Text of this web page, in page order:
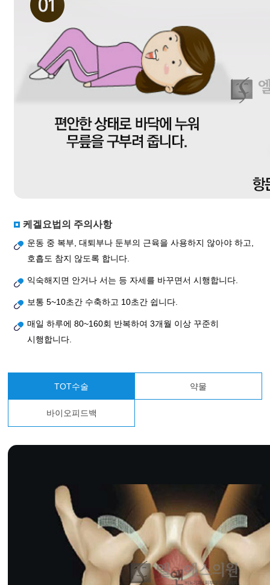
케겔요법의 주의사항
운동 중 복부, 대퇴부나 둔부의 근육을 사용하지 않아야 하고,
호흡도 참지 않도록 합니다.
익숙해지면 안거나 서는 등 자세를 바꾸면서 시행합니다.
보통 5~10초간 수축하고 10초간 쉽니다.
매일 하루에 80~160회 반복하여 3개월 이상 꾸준히
시행합니다.
TOT수술 약물
바이오피드백